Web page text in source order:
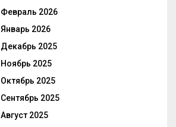
Февраль 2026
Январь 2026
Декабрь 2025
Ноябрь 2025
Октябрь 2025
Сентябрь 2025
Август 2025